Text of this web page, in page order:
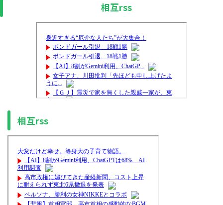
相互rss
相互rss